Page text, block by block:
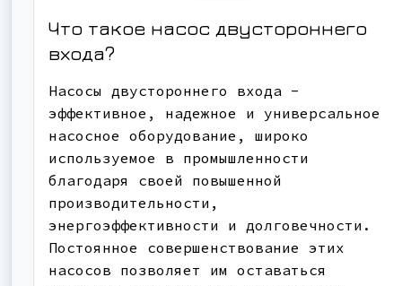
Что такое насос двустороннего
входа?
Насосы двустороннего входа -
эффективное, надежное и универсальное
насосное оборудование, широко
используемое в промышленности
благодаря своей повышенной
производительности,
энергоэффективности и долговечности.
Постоянное совершенствование этих
насосов позволяет им оставаться